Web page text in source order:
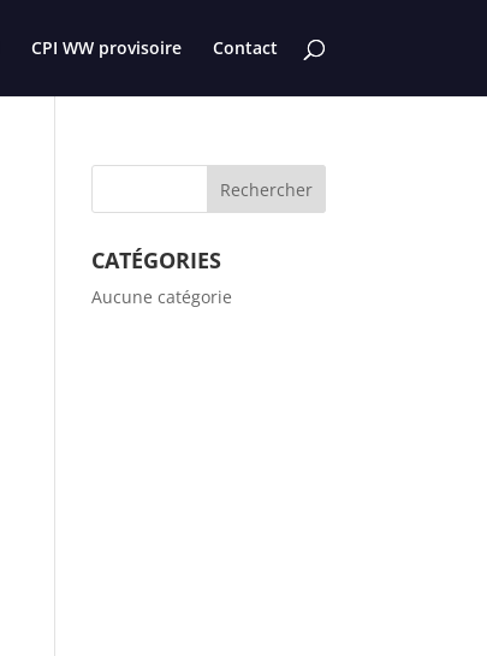
CPI WW provisoire Contact
CATÉGORIES
Aucune catégorie